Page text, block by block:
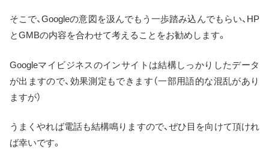
そこで、Googleの意図を汲んでもう一歩踏み込んでもらい、HP
とGMBの内容を合わせて考えることをお勧めします。
Googleマイビジネスのインサイトは結構しっかりしたデータ
が出ますので、効果測定もできます（一部用語的な混乱があり
ますが）
うまくやれば電話も結構鳴りますので、ぜひ目を向けて頂けれ
ば幸いです。